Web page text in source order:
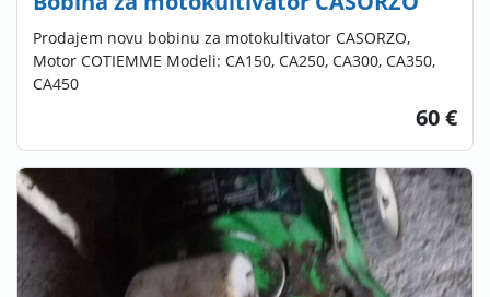
Prodajem novu bobinu za motokultivator CASORZO,
Motor COTIEMME Modeli: CA150, CA250, CA300, CA350,
CA450
60 €